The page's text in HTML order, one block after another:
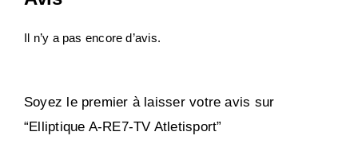
Il n’y a pas encore d’avis.
Soyez le premier à laisser votre avis sur
“Elliptique A-RE7-TV Atletisport”